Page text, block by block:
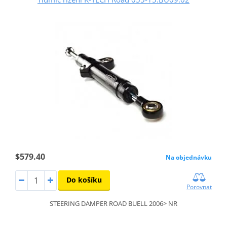
$579.40 Na objednávku
Do košíku
Porovnat
STEERING DAMPER ROAD BUELL 2006> NR